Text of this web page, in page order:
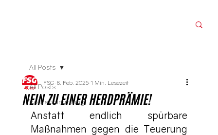
All Posts
Vollversammlung
All Posts
NEIN ZU EINER HERDPRÄMIE!
FSG 6. Feb. 2025 1 Min. Lesezeit
Anstatt endlich spürbare
Maßnahmen gegen die Teuerung